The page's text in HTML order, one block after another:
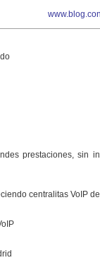
prestaciones, sin
centralitas VoIP